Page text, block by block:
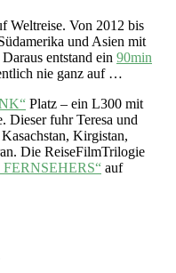
Weltreise. Von 2012 bis
und Asien mit
Daraus entstand ein 90min
nie ganz auf …
Platz – ein L300 mit
Dieser fuhr Teresa und
Kirgistan,
Die ReiseFilmTrilogie
auf